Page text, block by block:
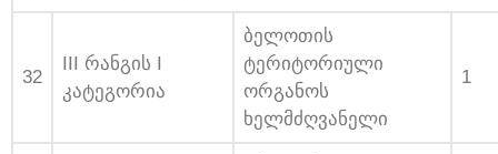
32
III რანგის I
კატეგორია
ბელოთის
ტერიტორიული
ორგანოს
ხელმძღვანელი
1